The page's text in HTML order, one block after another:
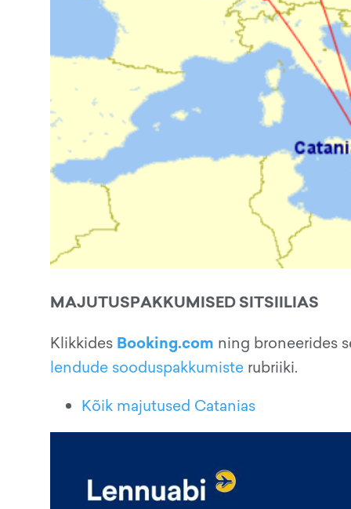
MAJUTUSPAKKUMISED SITSIILIAS
Klikkides Booking.com ning broneerides
lendude sooduspakkumiste rubriiki.
Kõik majutused Catanias